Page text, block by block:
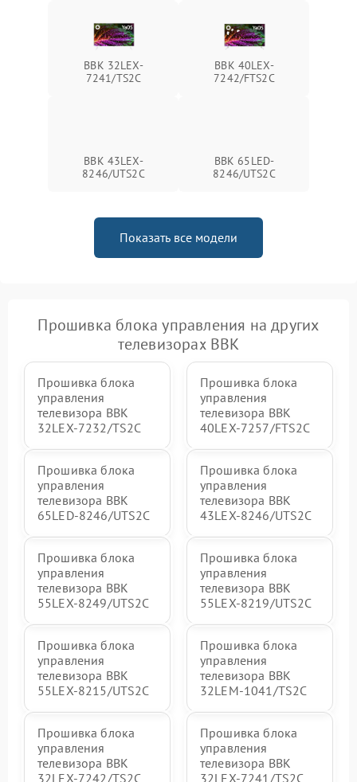
BBK 32LEX-
7241/TS2C
BBK 40LEX-
7242/FTS2C
BBK 43LEX-
8246/UTS2C
BBK 65LED-
8246/UTS2C
Показать все модели
Прошивка блока управления на других
телевизорах BBK
Прошивка блока
управления
телевизора BBK
32LEX-7232/TS2C
Прошивка блока
управления
телевизора BBK
40LEX-7257/FTS2C
Прошивка блока
управления
телевизора BBK
65LED-8246/UTS2C
Прошивка блока
управления
телевизора BBK
43LEX-8246/UTS2C
Прошивка блока
управления
телевизора BBK
55LEX-8249/UTS2C
Прошивка блока
управления
телевизора BBK
55LEX-8219/UTS2C
Прошивка блока
управления
телевизора BBK
55LEX-8215/UTS2C
Прошивка блока
управления
телевизора BBK
32LEM-1041/TS2C
Прошивка блока
управления
телевизора BBK
32LEX-7242/TS2C
Прошивка блока
управления
телевизора BBK
32LEX-7241/TS2C